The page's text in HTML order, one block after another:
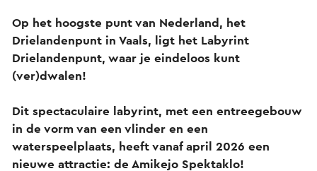
Op het hoogste punt van Nederland, het
Drielandenpunt in Vaals, ligt het Labyrint
Drielandenpunt, waar je eindeloos kunt
(ver)dwalen!
Dit spectaculaire labyrint, met een entreegebouw
in de vorm van een vlinder en een
waterspeelplaats, heeft vanaf april 2026 een
nieuwe attractie: de Amikejo Spektaklo!